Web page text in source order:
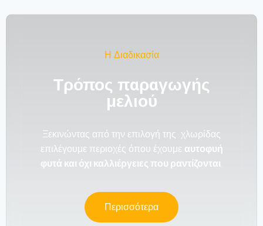
Η Διαδικασία
Τρόπος παραγωγής
μελιού
Ξεκινώντας από την επιλογή της χλωρίδας
επιλέγουμε περιοχές όπου έχουμε αυτοφυή
φυτά και όχι καλλιέργειες που ραντίζονται
Περισσότερα